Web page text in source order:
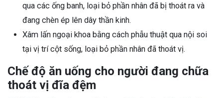
qua các ống banh, loại bỏ phần nhân đã bị thoát ra và
đang chèn ép lên dây thần kinh.
Xâm lấn ngoại khoa bằng cách phẫu thuật qua nội soi
tại vị trí cột sống, loại bỏ phần nhân đã thoát vị.
Chế độ ăn uống cho người đang chữa
thoát vị đĩa đệm